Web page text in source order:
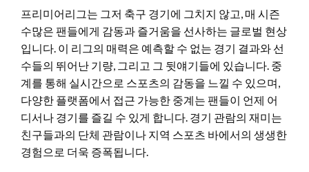
프리미어리그는 그저 축구 경기에 그치지 않고, 매 시즌
수많은 팬들에게 감동과 즐거움을 선사하는 글로벌 현상
입니다. 이 리그의 매력은 예측할 수 없는 경기 결과와 선
수들의 뛰어난 기량, 그리고 그 뒷얘기들에 있습니다. 중
계를 통해 실시간으로 스포츠의 감동을 느낄 수 있으며,
다양한 플랫폼에서 접근 가능한 중계는 팬들이 언제 어
디서나 경기를 즐길 수 있게 합니다. 경기 관람의 재미는
친구들과의 단체 관람이나 지역 스포츠 바에서의 생생한
경험으로 더욱 증폭됩니다.